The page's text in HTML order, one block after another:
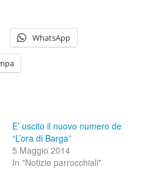
WhatsApp
E’ uscito il nuovo numero de
“L’ora di Barga”
5 Maggio 2014
In "Notizie parrocchiali"